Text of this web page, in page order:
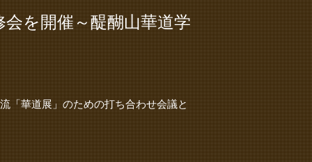
を開催～醍醐山華道学
「華道展」のための打ち合わせ会議と